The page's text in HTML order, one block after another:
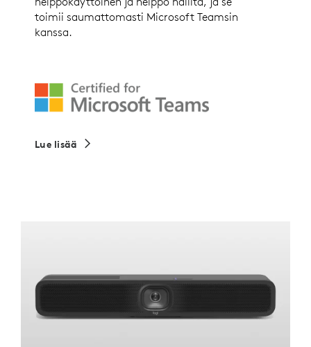
toimii saumattomasti Microsoft Teamsin
kanssa.
Lue lisää